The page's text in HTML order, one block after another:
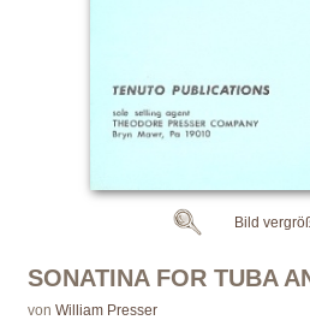
SONATINA FOR TUBA
von William Presser
Bild